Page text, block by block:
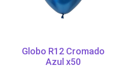
Globo R12 Cromado
Azul x50